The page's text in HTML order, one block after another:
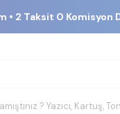
• 2 Taksit 0 Komisyon